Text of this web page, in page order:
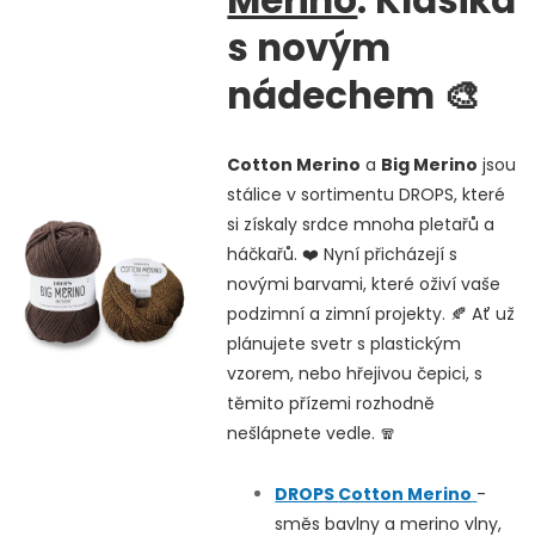
s novým
nádechem 🎨
Cotton Merino a Big Merino jsou
stálice v sortimentu DROPS, které
si získaly srdce mnoha pletařů a
háčkařů. ❤️ Nyní přicházejí s
novými barvami, které oživí vaše
podzimní a zimní projekty. 🍂 Ať už
plánujete svetr s plastickým
vzorem, nebo hřejivou čepici, s
těmito přízemi rozhodně
nešlápnete vedle. 🧣
DROPS Cotton Merino -
směs bavlny a merino vlny,